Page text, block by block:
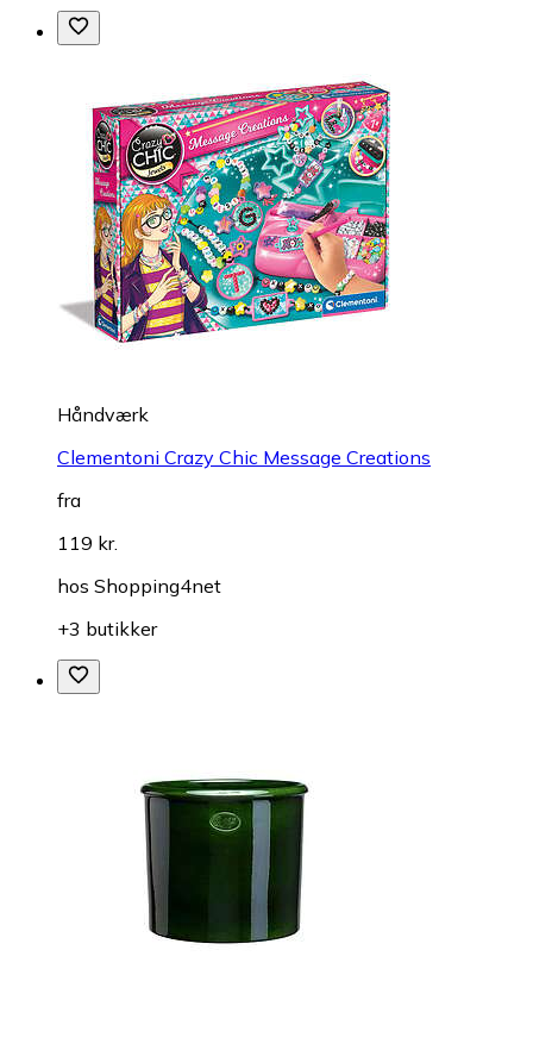
Håndværk
Clementoni Crazy Chic Message Creations
fra
119 kr.
hos Shopping4net
+3 butikker